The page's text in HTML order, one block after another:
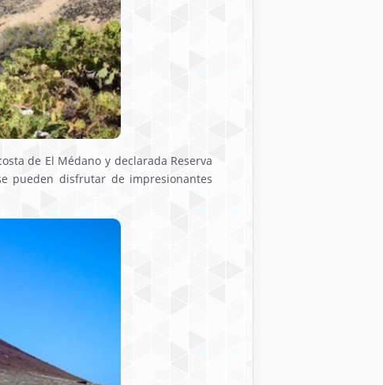
de El Médano y declarada Reserva
pueden disfrutar de impresionantes